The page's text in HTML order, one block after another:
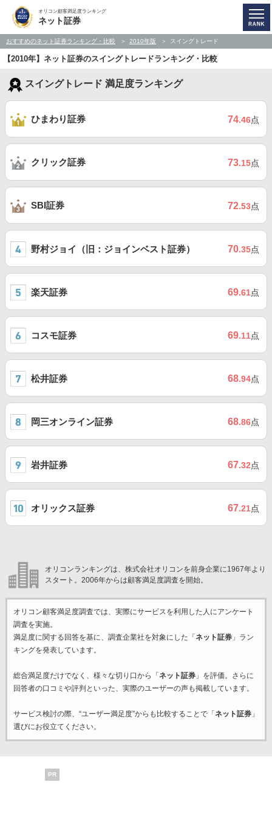
オリコン顧客満足度ランキング
ネット証券
おすすめのネット証券ランキング・比較 2010年版 スイングトレード
【2010年】ネット証券のスイングトレードランキング・比較
スイングトレード 満足度ランキング
ひまわり証券 74.46点
クリック証券 73.15点
SBI証券 72.53点
野村ジョイ（旧：ジョインベスト証券） 70.35点
楽天証券 69.61点
コスモ証券 69.11点
松井証券 68.94点
岡三オンライン証券 68.86点
岩井証券 67.32点
オリックス証券 67.21点
オリコンランキングは、株式会社オリコンを前身企業に1967年より
スタート。2006年からは顧客満足度調査を開始。
オリコン顧客満足度調査では、実際にサービスを利用した 人にアンケート
調査を実施。
満足度に関する回答を基に、調査企業社を対象にした「 ネット証券」ラン
キングを発表しています。
総合満足度だけでなく、様々な切り口から「 ネット証券」を評価。さらに
回答者の口コミや評判といった、実際のユーザーの声も掲載しています。
サービス検討の際、“ユーザー満足度”からも比較することで「 ネット証券」
選びにお役立てください。
PR